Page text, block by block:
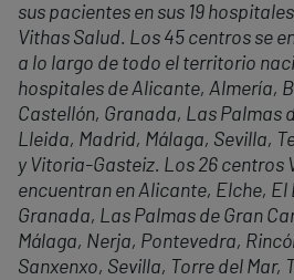
sus pacientes en sus 19
Vithas Salud. Los 45 centros se
a lo largo de todo el territorio
hospitales de Alicante, Almería,
Castellón, Granada, Las Palmas
Lleida, Madrid, Málaga, Sevilla,
y Vitoria-Gasteiz. Los 26 centros
encuentran en Alicante, Elche, El
Granada, Las Palmas de Gran
Málaga, Nerja, Pontevedra,
Sanxenxo, Sevilla, Torre del Mar,